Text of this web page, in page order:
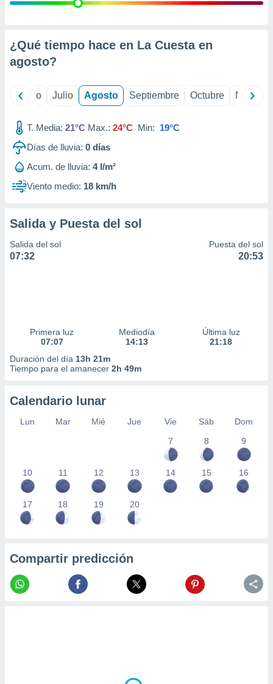
e
mediante
de
1199
¿Qué tiempo hace en La Cuesta en
agosto?
Junio Julio Agosto Septiembre Octubre
T. Media: 21°C Max.: 24°C Min: 19°C
Días de lluvia: 0 días
Acum. de lluvia: 4 l/m²
Viento medio: 18 km/h
Salida y Puesta del sol
Salida del sol
07:32
Puesta del sol
20:53
Primera luz
07:07
Mediodía
14:13
Última luz
21:18
Duración del día 13h 21m
Tiempo para el amanecer 2h 49m
Calendario lunar
Lun Mar Mié Jue Vie Sáb
Dom
7
8 9
10 11 12 13 14 15 16
17 18 19 20
Compartir predicción